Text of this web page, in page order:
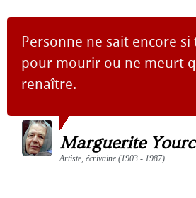
Personne ne sait encore
pour mourir ou ne meurt
renaître.
Marguerite
Artiste, écrivaine (1903 - 1987)